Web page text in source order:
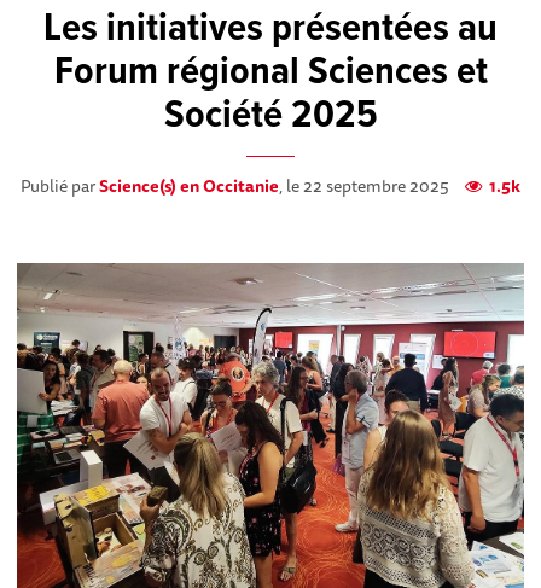
Les initiatives présentées au
Forum régional Sciences et
Société 2025
Publié parScience(s) en Occitanie, le 22 septembre 2025 1.5k